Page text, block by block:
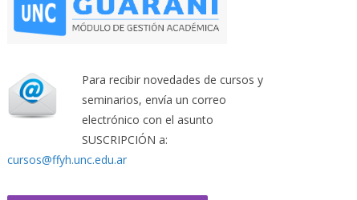
Para recibir novedades de cursos y
seminarios, envía un correo
electrónico con el asunto
SUSCRIPCIÓN a:
cursos@ffyh.unc.edu.ar